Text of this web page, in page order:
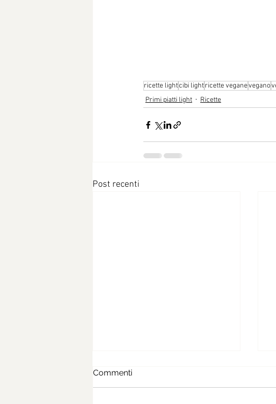
ricette lightcibi lightricette veganevegano
Primi piatti light
Ricette
Post recenti
Commenti